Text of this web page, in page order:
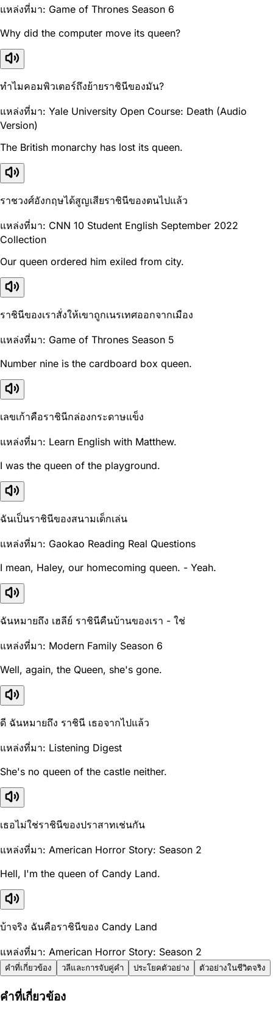
แหล่งที่มา: Game of Thrones Season 6
Why did the computer move its queen?
ทำไมคอมพิวเตอร์ถึงย้ายราชินีของมัน?
แหล่งที่มา: Yale University Open Course: Death (Audio
Version)
The British monarchy has lost its queen.
ราชวงศ์อังกฤษได้สูญเสียราชินีของตนไปแล้ว
แหล่งที่มา: CNN 10 Student English September 2022
Collection
Our queen ordered him exiled from city.
ราชินีของเราสั่งให้เขาถูกเนรเทศออกจากเมือง
แหล่งที่มา: Game of Thrones Season 5
Number nine is the cardboard box queen.
เลขเก้าคือราชินีกล่องกระดาษแข็ง
แหล่งที่มา: Learn English with Matthew.
I was the queen of the playground.
ฉันเป็นราชินีของสนามเด็กเล่น
แหล่งที่มา: Gaokao Reading Real Questions
I mean, Haley, our homecoming queen. - Yeah.
ฉันหมายถึง เฮลีย์ ราชินีคืนบ้านของเรา - ใช่
แหล่งที่มา: Modern Family Season 6
Well, again, the Queen, she's gone.
ดี ฉันหมายถึง ราชินี เธอจากไปแล้ว
แหล่งที่มา: Listening Digest
She's no queen of the castle neither.
เธอไม่ใช่ราชินีของปราสาทเช่นกัน
แหล่งที่มา: American Horror Story: Season 2
Hell, I'm the queen of Candy Land.
บ้าจริง ฉันคือราชินีของ Candy Land
แหล่งที่มา: American Horror Story: Season 2
คำที่เกี่ยวข้อง วลีและการจับคู่คำ ประโยคตัวอย่าง ตัวอย่างในชีวิตจริง
คำที่เกี่ยวข้อง